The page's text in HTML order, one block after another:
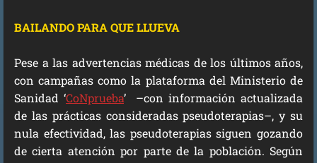
BAILANDO PARA QUE LLUEVA
Pese a las advertencias médicas de los últimos años,
con campañas como la plataforma del Ministerio de
Sanidad ‘CoNprueba’ –con información actualizada
de las prácticas consideradas pseudoterapias–, y su
nula efectividad, las pseudoterapias siguen gozando
de cierta atención por parte de la población. Según